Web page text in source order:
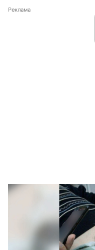
Реклама